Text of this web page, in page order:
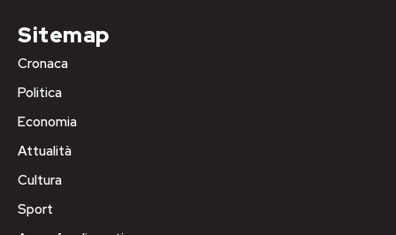
Sitemap
Cronaca
Politica
Economia
Attualità
Cultura
Sport